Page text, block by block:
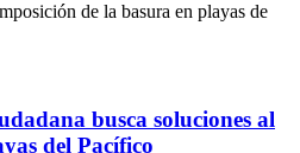
de la basura en playas de
busca soluciones al
del Pacífico